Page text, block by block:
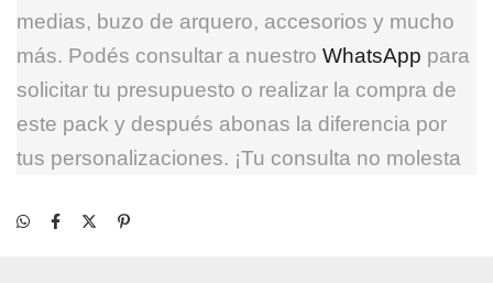
medias, buzo de arquero, accesorios y mucho
más. Podés consultar a nuestro WhatsApp para
solicitar tu presupuesto o realizar la compra de
este pack y después abonas la diferencia por
tus personalizaciones. ¡Tu consulta no molesta